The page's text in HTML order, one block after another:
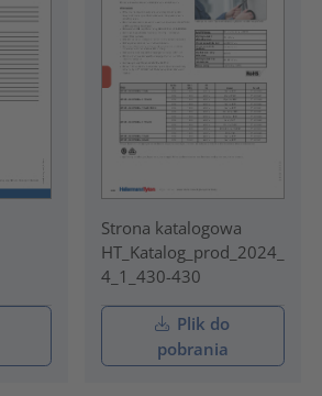
Strona katalogowa
HT_Katalog_prod_2024_
4_1_430-430
Plik do
pobrania